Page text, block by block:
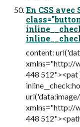
En CSS
content:
xmlns="http://
448 512"><pat
xmlns="http://
448